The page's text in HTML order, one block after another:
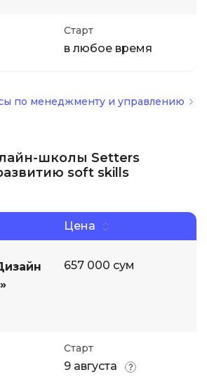
Старт
в любое время
по менеджменту и управлению
школы Setters
soft skills
Цена
657 000 сум
Старт
9 августа